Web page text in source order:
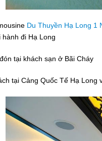
Du Thuyền Hạ Long 1
đi Hạ Long
tại khách sạn ở Bãi Cháy
tại Cảng Quốc Tế Hạ Long